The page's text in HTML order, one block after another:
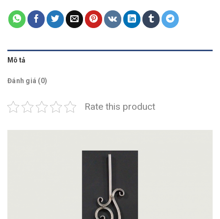
Mô tả
Đánh giá (0)
Rate this product